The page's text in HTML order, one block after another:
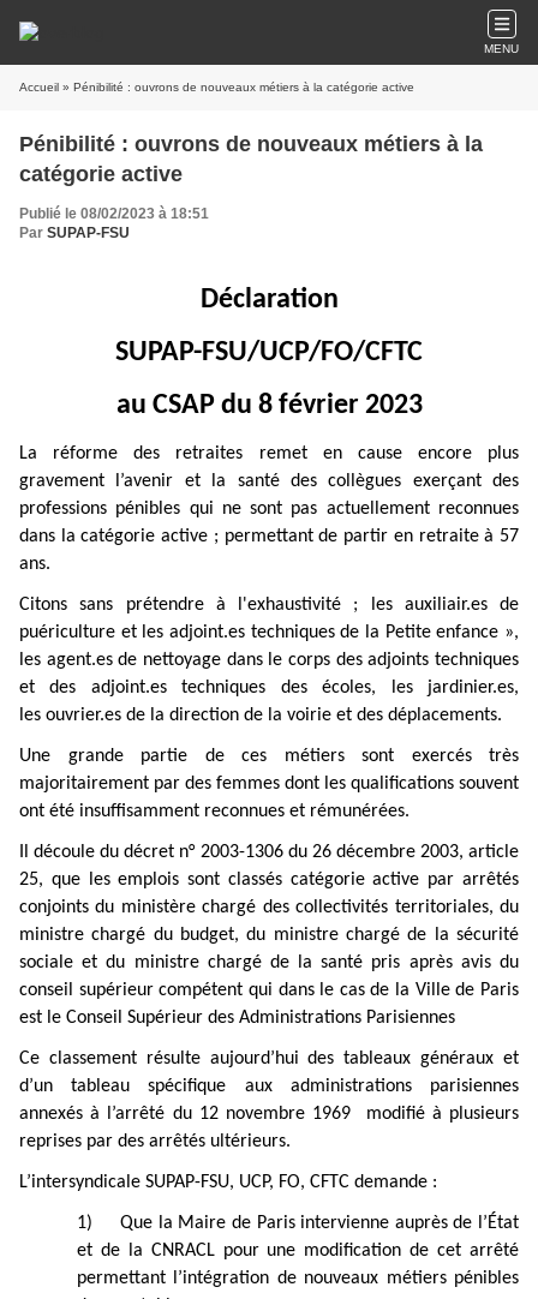
MENU
Accueil » Pénibilité : ouvrons de nouveaux métiers à la catégorie active
Pénibilité : ouvrons de nouveaux métiers à la
catégorie active
Publié le 08/02/2023 à 18:51
Par SUPAP-FSU
Déclaration
SUPAP-FSU/UCP/FO/CFTC
au CSAP du 8 février 2023
La réforme des retraites remet en cause encore plus
gravement l’avenir et la santé des collègues exerçant des
professions pénibles qui ne sont pas actuellement reconnues
dans la catégorie active ; permettant de partir en retraite à 57
ans.
Citons sans prétendre à l'exhaustivité ; les auxiliair.es de
puériculture et les adjoint.es techniques de la Petite enfance »,
les agent.es de nettoyage dans le corps des adjoints techniques
et des adjoint.es techniques des écoles, les jardinier.es,
les ouvrier.es de la direction de la voirie et des déplacements.
Une grande partie de ces métiers sont exercés très
majoritairement par des femmes dont les qualifications souvent
ont été insuffisamment reconnues et rémunérées.
Il découle du décret n° 2003-1306 du 26 décembre 2003, article
25, que les emplois sont classés catégorie active par arrêtés
conjoints du ministère chargé des collectivités territoriales, du
ministre chargé du budget, du ministre chargé de la sécurité
sociale et du ministre chargé de la santé pris après avis du
conseil supérieur compétent qui dans le cas de la Ville de Paris
est le Conseil Supérieur des Administrations Parisiennes
Ce classement résulte aujourd’hui des tableaux généraux et
d’un tableau spécifique aux administrations parisiennes
annexés à
l’arrêté du 12 novembre 1969
modifié à plusieurs
reprises par des arrêtés ultérieurs.
L’intersyndicale SUPAP-FSU, UCP, FO, CFTC demande :
1)
Que la Maire de Paris intervienne auprès de l’État
et de la CNRACL pour une modification de cet arrêté
permettant l’intégration de nouveaux métiers pénibles